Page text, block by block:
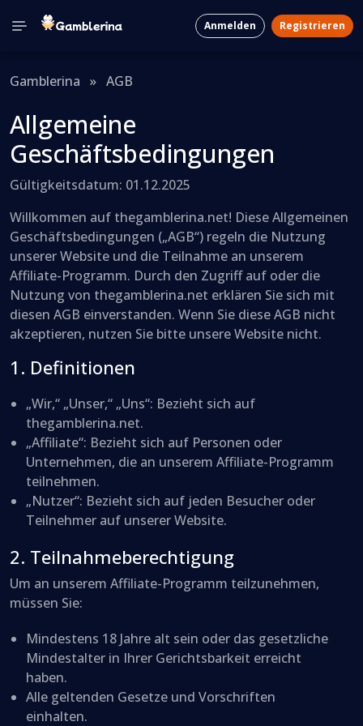
Anmelden Registrieren
Gamblerina » AGB
Allgemeine
Geschäftsbedingungen
Gültigkeitsdatum: 01.12.2025
Willkommen auf thegamblerina.net! Diese Allgemeinen
Geschäftsbedingungen („AGB“) regeln die Nutzung
unserer Website und die Teilnahme an unserem
Affiliate-Programm. Durch den Zugriff auf oder die
Nutzung von thegamblerina.net erklären Sie sich mit
diesen AGB einverstanden. Wenn Sie diese AGB nicht
akzeptieren, nutzen Sie bitte unsere Website nicht.
1. Definitionen
„Wir,“ „Unser,“ „Uns“: Bezieht sich auf
thegamblerina.net.
„Affiliate“: Bezieht sich auf Personen oder
Unternehmen, die an unserem Affiliate-Programm
teilnehmen.
„Nutzer“: Bezieht sich auf jeden Besucher oder
Teilnehmer auf unserer Website.
2. Teilnahmeberechtigung
Um an unserem Affiliate-Programm teilzunehmen,
müssen Sie:
Mindestens 18 Jahre alt sein oder das gesetzliche
Mindestalter in Ihrer Gerichtsbarkeit erreicht
haben.
Alle geltenden Gesetze und Vorschriften
einhalten.